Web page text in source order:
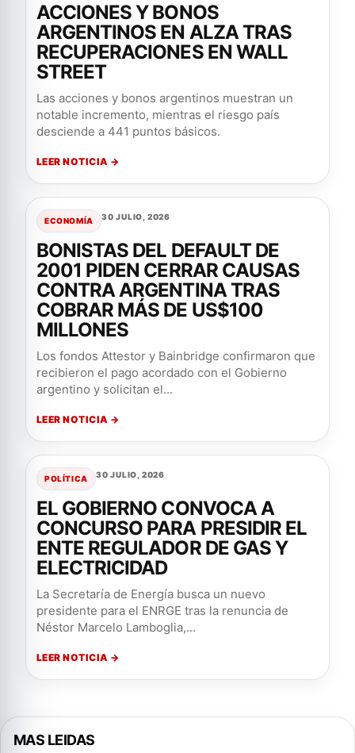
ACCIONES Y BONOS
ARGENTINOS EN ALZA TRAS
RECUPERACIONES EN WALL
STREET
Las acciones y bonos argentinos muestran un
notable incremento, mientras el riesgo país
desciende a 441 puntos básicos.
LEER NOTICIA →
ECONOMÍA 30 JULIO, 2026
BONISTAS DEL DEFAULT DE
2001 PIDEN CERRAR CAUSAS
CONTRA ARGENTINA TRAS
COBRAR MÁS DE US$100
MILLONES
Los fondos Attestor y Bainbridge confirmaron que
recibieron el pago acordado con el Gobierno
argentino y solicitan el...
LEER NOTICIA →
POLÍTICA 30 JULIO, 2026
EL GOBIERNO CONVOCA A
CONCURSO PARA PRESIDIR EL
ENTE REGULADOR DE GAS Y
ELECTRICIDAD
La Secretaría de Energía busca un nuevo
presidente para el ENRGE tras la renuncia de
Néstor Marcelo Lamboglia,...
LEER NOTICIA →
MAS LEIDAS